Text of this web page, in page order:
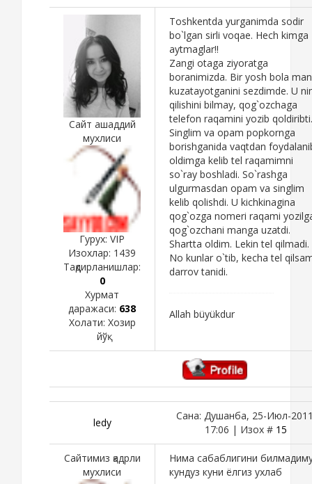
Сайт ашаддий
мухлиси
Гурух: VIP
Изохлар: 1439
Тақдирланишлар:
0
Хурмат
даражаси: 638
Холати: Хозир
йўқ
Toshkentda yurganimda sodir
bo`lgan sirli voqae. Hech kimga
aytmaglar!!
Zangi otaga ziyoratga
boranimizda. Bir yosh bola
kuzatayotganini sezdimde. U
qilishini bilmay, qog`ozchaga
telefon raqamini yozib qoldiribti.
Singlim va opam popkornga
borishganida vaqtdan
oldimga kelib tel raqamimni
so`ray boshladi. So`rashga
ulgurmasdan opam va singlim
kelib qolishdi. U kichkinagina
qog`ozga nomeri raqami
qog`ozchani manga uzatdi.
Shartta oldim. Lekin tel qilmadi.
No kunlar o`tib, kecha tel
darrov tanidi.
Allah büyükdur
ledy
Сана: Душанба, 25-Июл-
17:06 | Изох # 15
Сайтимиз қадрли
мухлиси
Нима сабаблигини
кундуз куни ёлгиз ухлаб